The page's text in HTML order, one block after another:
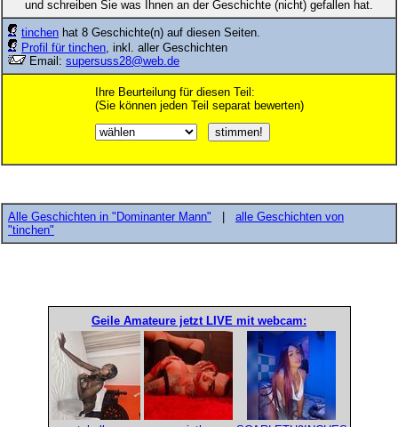
und schreiben Sie was Ihnen an der Geschichte (nicht) gefallen hat.
tinchen hat 8 Geschichte(n) auf diesen Seiten.
Profil für tinchen , inkl. aller Geschichten
Email: supersuss28@web.de
Ihre Beurteilung für diesen Teil:
(Sie können jeden Teil separat bewerten)
Alle Geschichten in "Dominanter Mann" | alle Geschichten von
"tinchen"
Geile Amateure jetzt LIVE mit webcam: